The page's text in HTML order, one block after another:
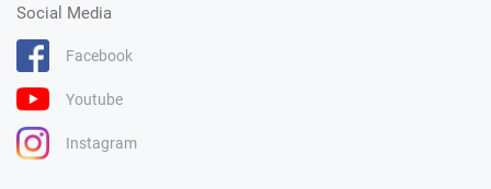
Social Media
Facebook
Youtube
Instagram